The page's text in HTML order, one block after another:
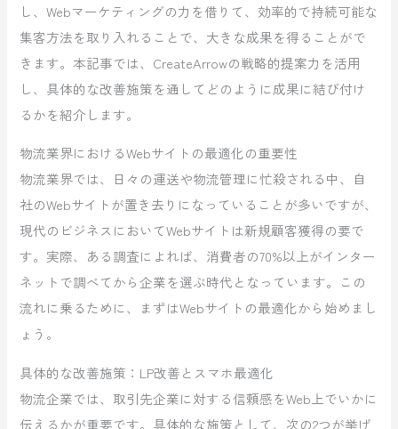
し、Webマーケティングの力を借りて、効率的で持続可能な
集客方法を取り入れることで、大きな成果を得ることがで
きます。本記事では、CreateArrowの戦略的提案力を活用
し、具体的な改善施策を通してどのように成果に結び付け
るかを紹介します。
物流業界におけるWebサイトの最適化の重要性
物流業界では、日々の運送や物流管理に忙殺される中、自
社のWebサイトが置き去りになっていることが多いですが、
現代のビジネスにおいてWebサイトは新規顧客獲得の要で
す。実際、ある調査によれば、消費者の70%以上がインター
ネットで調べてから企業を選ぶ時代となっています。この
流れに乗るために、まずはWebサイトの最適化から始めまし
ょう。
具体的な改善施策：LP改善とスマホ最適化
物流企業では、取引先企業に対する信頼感をWeb上でいかに
伝えるかが重要です。具体的な施策として、次の2つが挙げ